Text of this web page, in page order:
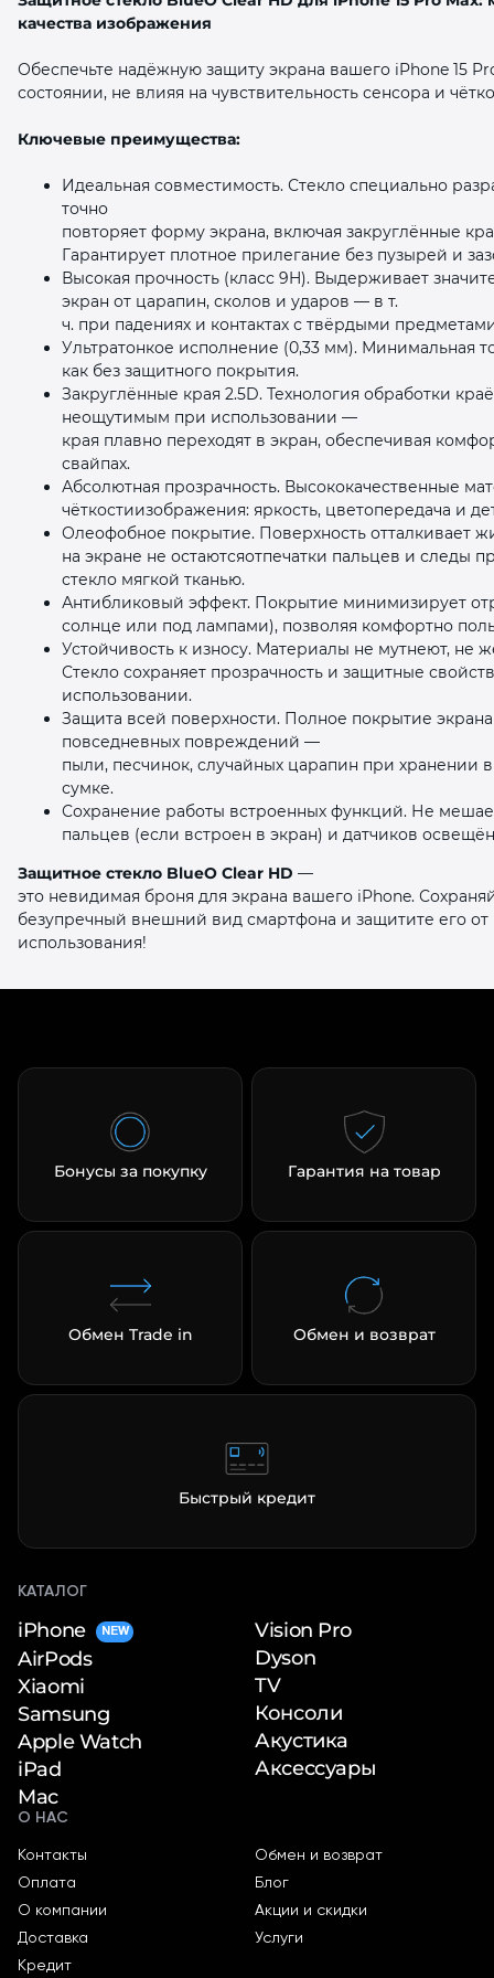
качества изображения
Обеспечьте надёжную защиту экрана вашего iPhone 15
состоянии, не влияя на чувствительность сенсора и
Ключевые преимущества:
Идеальная совместимость. Стекло специально
точно
повторяет форму экрана, включая закруглённые
Гарантирует плотное прилегание без пузырей и
Высокая прочность (класс 9H). Выдерживает
экран от царапин, сколов и ударов — в т.
ч. при падениях и контактах с твёрдыми
Ультратонкое исполнение (0,33 мм). Минимальная
как без защитного покрытия.
Закруглённые края 2.5D. Технология обработки
неощутимым при использовании —
края плавно переходят в экран, обеспечивая
свайпах.
Абсолютная прозрачность. Высококачественные
чёткостиизображения: яркость, цветопередача и
Олеофобное покрытие. Поверхность отталкивает
на экране не остаютсяотпечатки пальцев и следы
стекло мягкой тканью.
Антибликовый эффект. Покрытие минимизирует
солнце или под лампами), позволяя комфортно
Устойчивость к износу. Материалы не мутнеют, не
Стекло сохраняет прозрачность и защитные
использовании.
Защита всей поверхности. Полное покрытие
повседневных повреждений —
пыли, песчинок, случайных царапин при хранении
сумке.
Сохранение работы встроенных функций. Не
пальцев (если встроен в экран) и датчиков
Защитное стекло BlueO Clear HD —
это невидимая броня для экрана вашего iPhone.
безупречный внешний вид смартфона и защитите его
использования!
Бонусы за покупку Гарантия на товар
Обмен Trade in Обмен и возврат
Быстрый кредит
КАТАЛОГ
iPhone NEW
AirPods
Xiaomi
Samsung
Apple Watch
iPad
Mac
Vision Pro
Dyson
TV
Консоли
Акустика
Аксессуары
О НАС
Контакты
Оплата
О компании
Доставка
Кредит
Обмен и возврат
Блог
Акции и скидки
Услуги